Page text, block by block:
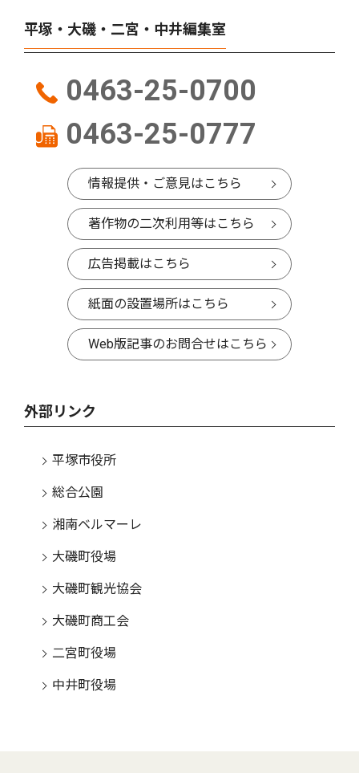
平塚・大磯・二宮・中井編集室
0463-25-0700
0463-25-0777
情報提供・ご意見はこちら
著作物の二次利用等はこちら
広告掲載はこちら
紙面の設置場所はこちら
Web版記事のお問合せはこちら
外部リンク
平塚市役所
総合公園
湘南ベルマーレ
大磯町役場
大磯町観光協会
大磯町商工会
二宮町役場
中井町役場